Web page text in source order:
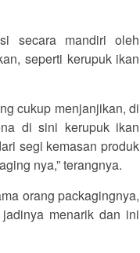
secara mandiri oleh
seperti kerupuk ikan
cukup menjanjikan, di
di sini kerupuk ikan
segi kemasan produk
nya,” terangnya.
orang packagingnya,
menarik dan ini